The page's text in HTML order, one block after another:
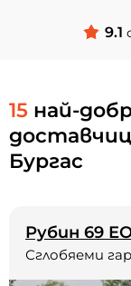
9.1
15 най-
Бургас
Рубин 69
Сглобяеми